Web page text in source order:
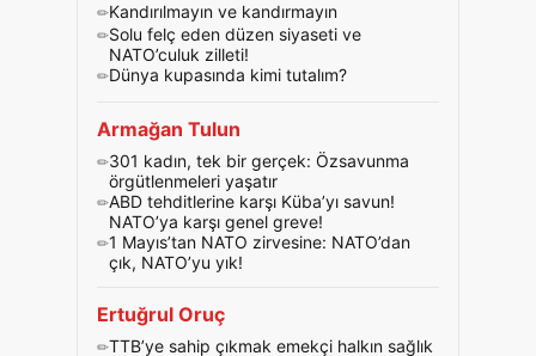
Kandırılmayın ve kandırmayın
Solu felç eden düzen siyaseti ve
NATO’culuk zilleti!
Dünya kupasında kimi tutalım?
Armağan Tulun
301 kadın, tek bir gerçek: Özsavunma
örgütlenmeleri yaşatır
ABD tehditlerine karşı Küba’yı savun!
NATO’ya karşı genel greve!
1 Mayıs’tan NATO zirvesine: NATO’dan
çık, NATO’yu yık!
Ertuğrul Oruç
TTB’ye sahip çıkmak emekçi halkın sağlık